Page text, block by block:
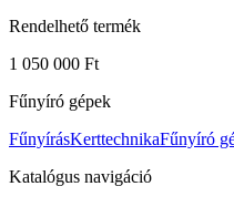
Rendelhető termék
1 050 000 Ft
Fűnyíró gépek
FűnyírásKerttechnikaFűnyíró
Katalógus navigáció